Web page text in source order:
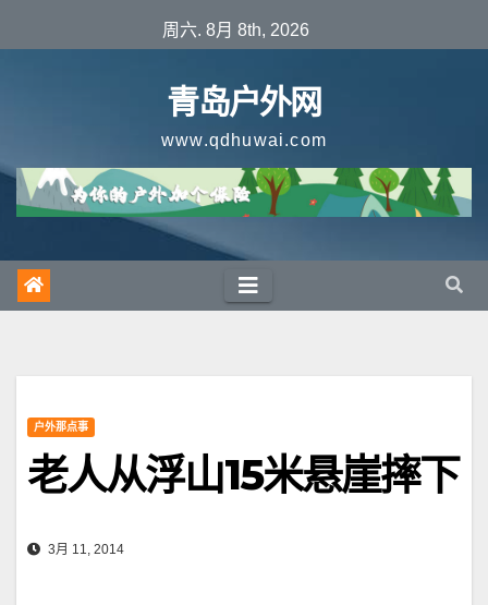
至
周六. 8月 8th, 2026
青岛户外网
www.qdhuwai.com
户外那点事
老人从浮山15米悬崖摔下
3月 11, 2014